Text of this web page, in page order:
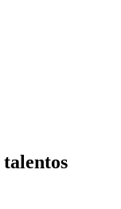
talentos